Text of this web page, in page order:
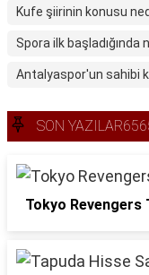
Kufe şiirinin konusu
Spora ilk başladığında
Antalyaspor'un sahibi
SON
Tokyo Revengers